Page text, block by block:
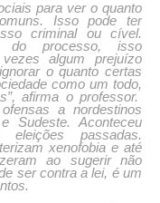
para ver o quanto
Isso pode ter
criminal ou cível.
do processo, isso
algum prejuízo
o quanto certas
como um todo,
afirma o professor.
a nordestinos
Sudeste. Aconteceu
passadas.
xenofobia e até
ao sugerir não
ser contra a lei, é um